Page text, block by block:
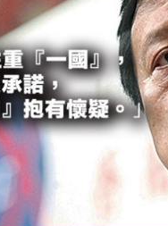
淨利創新高 中期息增
GDP預測至4.5% 看好
要求交「保證金」 43歲
後回穩 全周仍升近2%
「反」斗城亞洲CEO
連挫7周創逾3年最長
出口增近24%勝預期 貿
撐日圓 4月單日斥6.28
事快結束 承認部分彈藥
出手 斥4億美元押注未上